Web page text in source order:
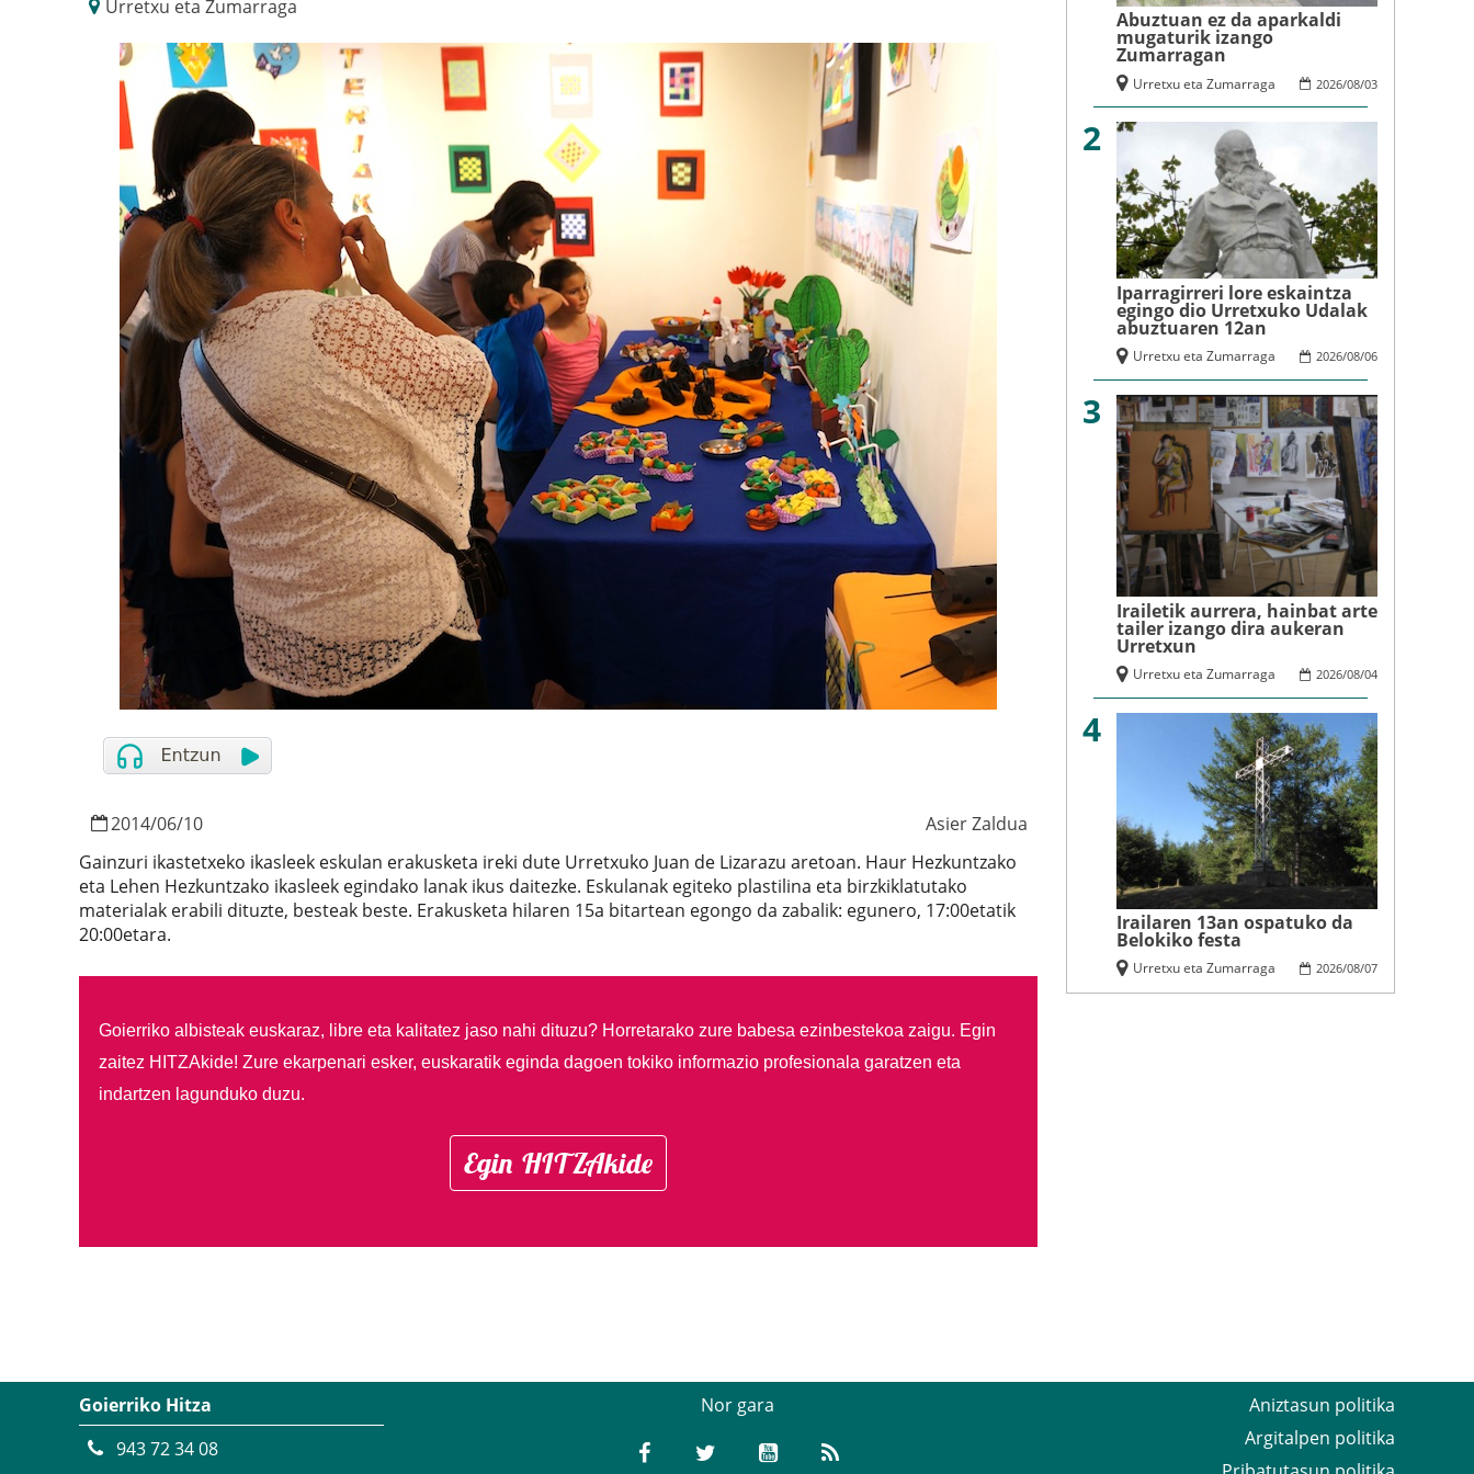
Urretxu eta Zumarraga
2014/06/10
Asier Zaldua
Gainzuri ikastetxeko ikasleek eskulan erakusketa ireki dute Urretxuko Juan de Lizarazu aretoan. Haur Hezkuntzako
eta Lehen Hezkuntzako ikasleek egindako lanak ikus daitezke. Eskulanak egiteko plastilina eta birzkiklatutako
materialak erabili dituzte, besteak beste. Erakusketa hilaren 15a bitartean egongo da zabalik: egunero, 17:00etatik
20:00etara.
Goierriko albisteak euskaraz, libre eta kalitatez jaso nahi dituzu? Horretarako zure babesa ezinbestekoa zaigu. Egin
zaitez HITZAkide! Zure ekarpenari esker, euskaratik eginda dagoen tokiko informazio profesionala garatzen eta
indartzen lagunduko duzu.
Egin HITZAkide
Abuztuan ez da aparkaldi
mugaturik izango
Zumarragan
2026/08/03
Urretxu eta Zumarraga
2
Iparragirreri lore eskaintza
egingo dio Urretxuko Udalak
abuztuaren 12an
2026/08/06
Urretxu eta Zumarraga
3
Irailetik aurrera, hainbat arte
tailer izango dira aukeran
Urretxun
2026/08/04
Urretxu eta Zumarraga
4
Irailaren 13an ospatuko da
Belokiko festa
2026/08/07
Urretxu eta Zumarraga
Goierriko Hitza
943 72 34 08
Nor gara
Aniztasun politika
Argitalpen politika